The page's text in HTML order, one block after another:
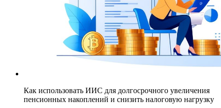
Как использовать ИИС для долгосрочного увеличения
пенсионных накоплений и снизить налоговую нагрузку